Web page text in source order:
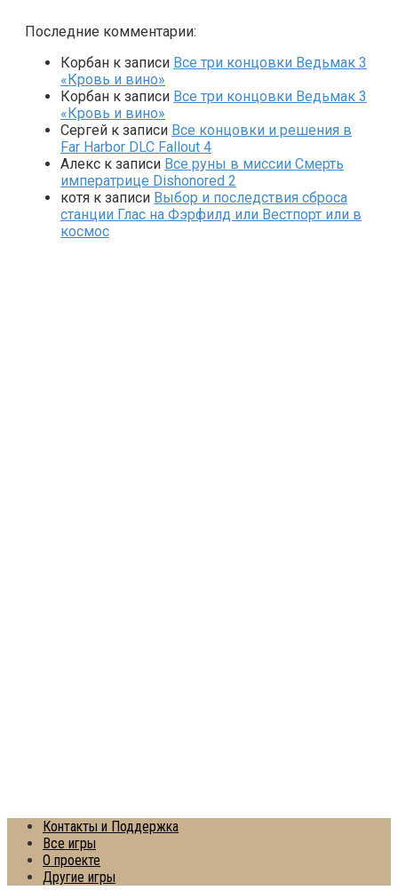
Последние комментарии:
Корбан к записи Все три концовки Ведьмак 3
«Кровь и вино»
Корбан к записи Все три концовки Ведьмак 3
«Кровь и вино»
Сергей к записи Все концовки и решения в
Far Harbor DLC Fallout 4
Алекс к записи Все руны в миссии Смерть
императрице Dishonored 2
котя к записи Выбор и последствия сброса
станции Глас на Фэрфилд или Вестпорт или в
космос
Контакты и Поддержка
Все игры
О проекте
Другие игры